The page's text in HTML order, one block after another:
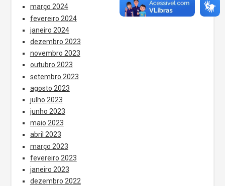
março 2024
fevereiro 2024
janeiro 2024
dezembro 2023
novembro 2023
outubro 2023
setembro 2023
agosto 2023
julho 2023
junho 2023
maio 2023
abril 2023
março 2023
fevereiro 2023
janeiro 2023
dezembro 2022